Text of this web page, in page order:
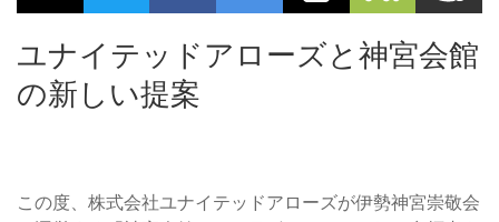
ユナイテッドアローズと神宮会館
の新しい提案
この度、株式会社ユナイテッドアローズが伊勢神宮崇敬会